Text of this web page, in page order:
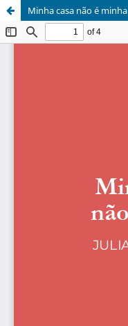
Minha casa não é minha